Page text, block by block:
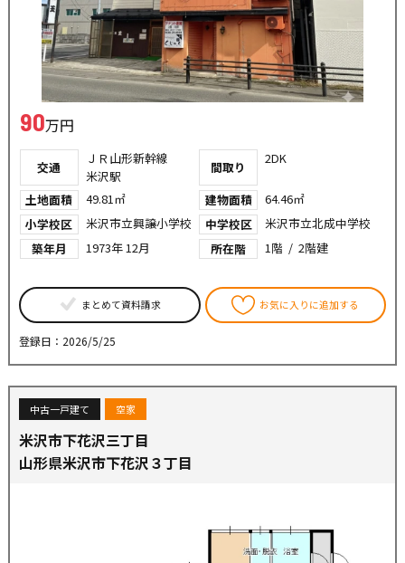
90万円
交通
ＪＲ山形新幹線
米沢駅
間取り
2DK
土地面積 49.81㎡ 建物面積
64.46㎡
小学校区
米沢市立興譲小学校 中学校区
米沢市立北成中学校
築年月
1973年 12月 所在階 1階 / 2階建
まとめて資料請求 お気に入りに追加する
登録日：2026/5/25
中古一戸建て 空家
米沢市下花沢三丁目
山形県米沢市下花沢３丁目